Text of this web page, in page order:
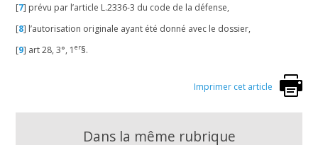
[7] prévu par l’article L.2336-3 du code de la défense,
[8] l’autorisation originale ayant été donné avec le dossier,
[9] art 28, 3°, 1er§.
Imprimer cet article
Dans la même rubrique